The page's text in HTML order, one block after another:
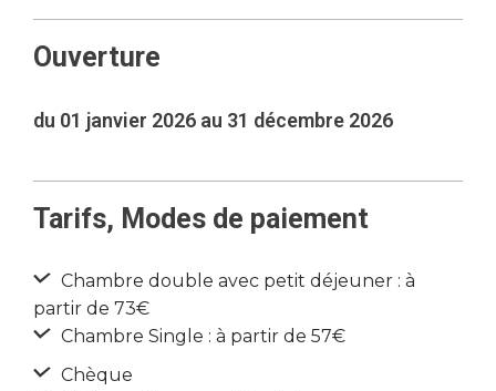
Ouverture
du 01 janvier 2026 au 31 décembre 2026
Tarifs, Modes de paiement
Chambre double avec petit déjeuner : à
partir de 73€
Chambre Single : à partir de 57€
Chèque